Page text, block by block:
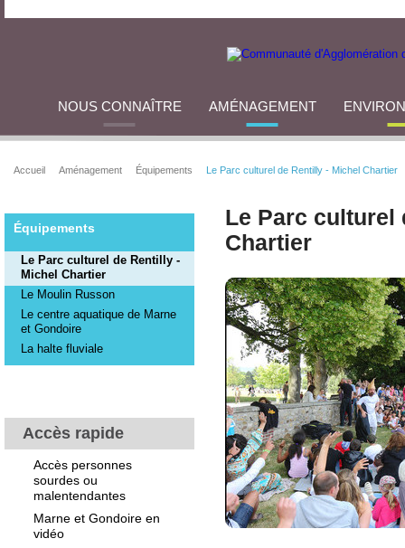
NOUS CONNAÎTRE AMÉNAGEMENT
Accueil Aménagement Équipements Le Parc culturel de Rentilly - Michel Chartier
Équipements
Le Parc culturel de Rentilly -
Michel Chartier
Le Moulin Russon
Le centre aquatique de Marne
et Gondoire
La halte fluviale
Accès rapide
Accès personnes
sourdes ou
malentendantes
Marne et Gondoire en
vidéo
Le Parc culturel
Chartier